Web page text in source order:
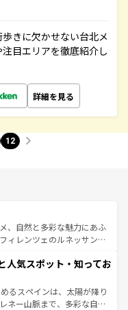
きに欠かせない台北メ
目エリアを徹底紹介し
詳細を見る
12
、自然と多彩な魅力にあふ
ィレンツェのルネッサンス
風景やアマルフィ海岸の絶
。観光の合間には、本場の
リア料理を堪能することも
まで、すべての瞬間を楽し
人気スポット・知ってお
るスペインは、太陽が降り
ネー山脈まで、多彩な自然